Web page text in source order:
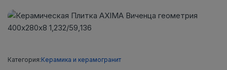
Категория:Керамика и керамогранит